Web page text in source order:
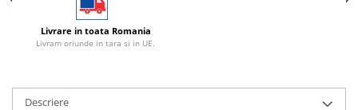
Livrare in toata Romania
Livram oriunde in tara si in UE.
Descriere